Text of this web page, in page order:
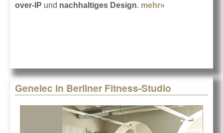
over-IP und nachhaltiges Design. mehr»
Genelec in Berliner Fitness-Studio